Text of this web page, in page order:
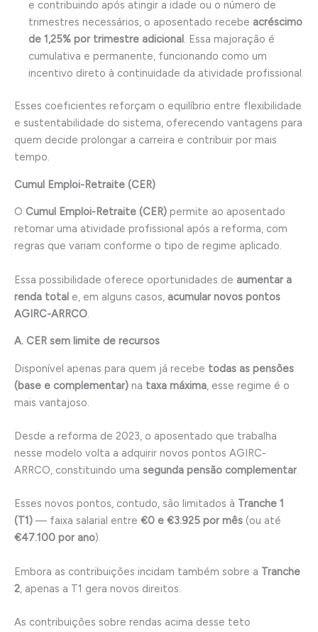
e contribuindo após atingir a idade ou o número de
trimestres necessários, o aposentado recebe acréscimo
de 1,25% por trimestre adicional. Essa majoração é
cumulativa e permanente, funcionando como um
incentivo direto à continuidade da atividade profissional.
Esses coeficientes reforçam o equilíbrio entre flexibilidade
e sustentabilidade do sistema, oferecendo vantagens para
quem decide prolongar a carreira e contribuir por mais
tempo.
Cumul Emploi-Retraite (CER)
O Cumul Emploi-Retraite (CER) permite ao aposentado
retomar uma atividade profissional após a reforma, com
regras que variam conforme o tipo de regime aplicado.
Essa possibilidade oferece oportunidades de aumentar a
renda total e, em alguns casos, acumular novos pontos
AGIRC-ARRCO
A. CER sem limite de recursos
Disponível apenas para quem já recebe todas as pensões
(base e complementar) na taxa máxima, esse regime é o
mais vantajoso.
Desde a reforma de 2023, o aposentado que trabalha
nesse modelo volta a adquirir novos pontos AGIRC-
ARRCO, constituindo uma segunda pensão complementar.
Esses novos pontos, contudo, são limitados à Tranche 1
(T1) — faixa salarial entre €0 e €3.925 por mês (ou até
€47.100 por ano).
Embora as contribuições incidam também sobre a Tranche
2, apenas a T1 gera novos direitos.
As contribuições sobre rendas acima desse teto